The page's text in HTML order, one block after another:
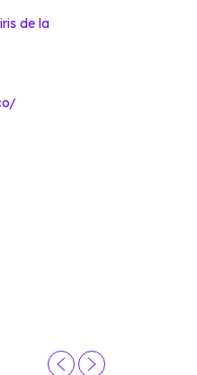
de la